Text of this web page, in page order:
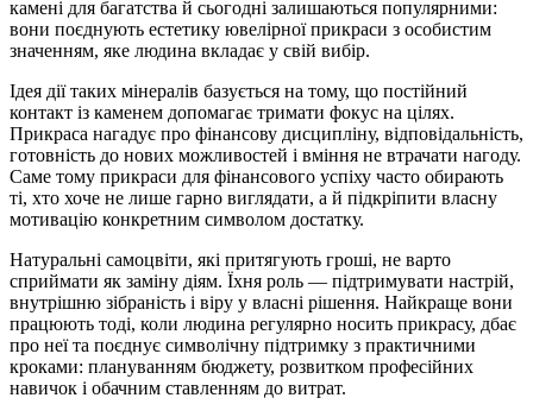
камені для багатства й сьогодні залишаються популярними:
вони поєднують естетику ювелірної прикраси з особистим
значенням, яке людина вкладає у свій вибір.
Ідея дії таких мінералів базується на тому, що постійний
контакт із каменем допомагає тримати фокус на цілях.
Прикраса нагадує про фінансову дисципліну, відповідальність,
готовність до нових можливостей і вміння не втрачати нагоду.
Саме тому прикраси для фінансового успіху часто обирають
ті, хто хоче не лише гарно виглядати, а й підкріпити власну
мотивацію конкретним символом достатку.
Натуральні самоцвіти, які притягують гроші, не варто
сприймати як заміну діям. Їхня роль — підтримувати настрій,
внутрішню зібраність і віру у власні рішення. Найкраще вони
працюють тоді, коли людина регулярно носить прикрасу, дбає
про неї та поєднує символічну підтримку з практичними
кроками: плануванням бюджету, розвитком професійних
навичок і обачним ставленням до витрат.